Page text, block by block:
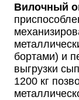
Вилочный
бортами) и
выгрузки
1200 кг